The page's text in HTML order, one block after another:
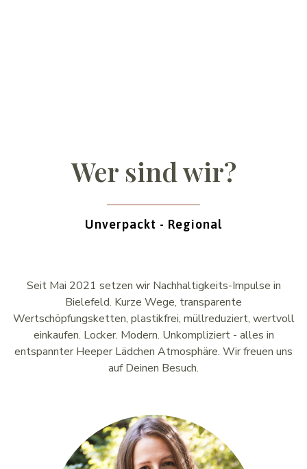
Wer sind wir?
Unverpackt - Regional
Seit Mai 2021 setzen wir Nachhaltigkeits-Impulse in
Bielefeld. Kurze Wege, transparente
Wertschöpfungsketten, plastikfrei, müllreduziert, wertvoll
einkaufen. Locker. Modern. Unkompliziert - alles in
entspannter Heeper Lädchen Atmosphäre. Wir freuen uns
auf Deinen Besuch.